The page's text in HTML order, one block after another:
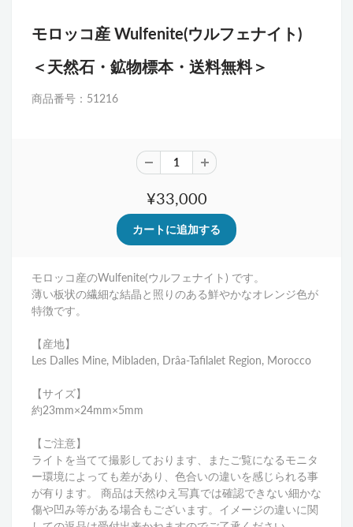
モロッコ産 Wulfenite(ウルフェナイト)
＜天然石・鉱物標本・送料無料＞
商品番号：51216
¥33,000
モロッコ産のWulfenite(ウルフェナイト) です。
薄い板状の繊細な結晶と照りのある鮮やかなオレンジ色が
特徴です。
【産地】
Les Dalles Mine, Mibladen, Drâa-Tafilalet Region, Morocco
【サイズ】
約23mm×24mm×5mm
【ご注意】
ライトを当てて撮影しております、またご覧になるモニタ
ー環境によっても差があり、色合いの違いを感じられる事
が有ります。 商品は天然ゆえ写真では確認できない細かな
傷や凹み等がある場合もございます。イメージの違いに関